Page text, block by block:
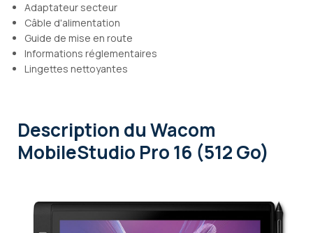
Adaptateur secteur
Câble d'alimentation
Guide de mise en route
Informations réglementaires
Lingettes nettoyantes
Description du Wacom
MobileStudio Pro 16 (512 Go)